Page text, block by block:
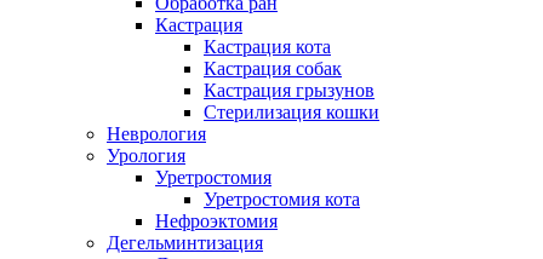
Кастрация
Кастрация кота
Кастрация собак
Кастрация грызунов
Стерилизация кошки
Неврология
Урология
Уретростомия
Уретростомия кота
Нефроэктомия
Дегельминтизация